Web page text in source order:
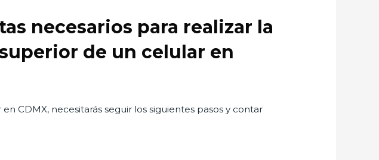
necesarios para realizar la
de un celular en
CDMX, necesitarás seguir los siguientes pasos y contar